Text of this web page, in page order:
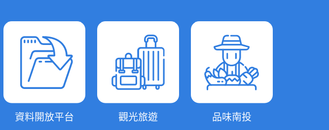
資料開放平台 觀光旅遊 品味南投